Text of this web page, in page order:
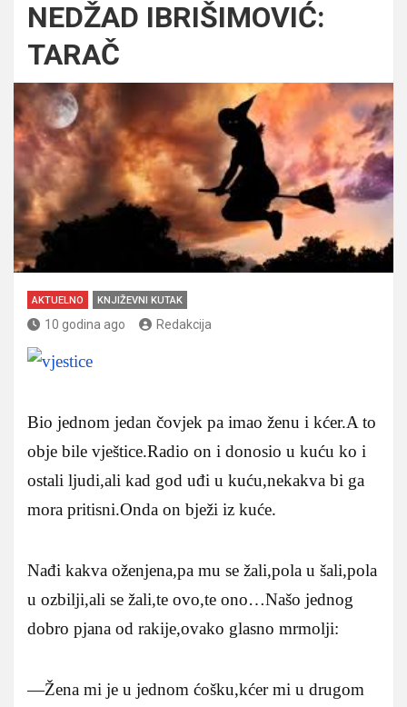
NEDŽAD IBRIŠIMOVIĆ:
TARAČ
AKTUELNO KNJIŽEVNI KUTAK
10 godina ago Redakcija
Bio jednom jedan čovjek pa imao ženu i kćer.A to
obje bile vještice.Radio on i donosio u kuću ko i
ostali ljudi,ali kad god uđi u kuću,nekakva bi ga
mora pritisni.Onda on bježi iz kuće.
Nađi kakva oženjena,pa mu se žali,pola u šali,pola
u ozbilji,ali se žali,te ovo,te ono…Našo jednog
dobro pjana od rakije,ovako glasno mrmolji:
—Žena mi je u jednom ćošku,kćer mi u drugom